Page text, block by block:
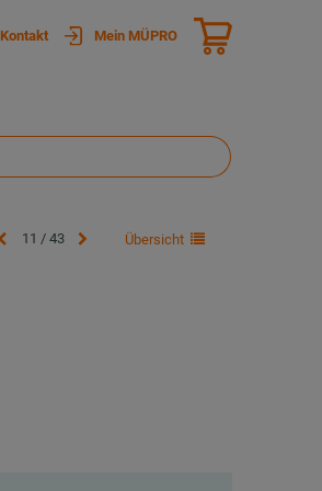
Kontakt Mein MÜPRO
11 / 43 Übersicht